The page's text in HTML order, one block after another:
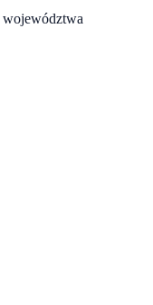
województwa